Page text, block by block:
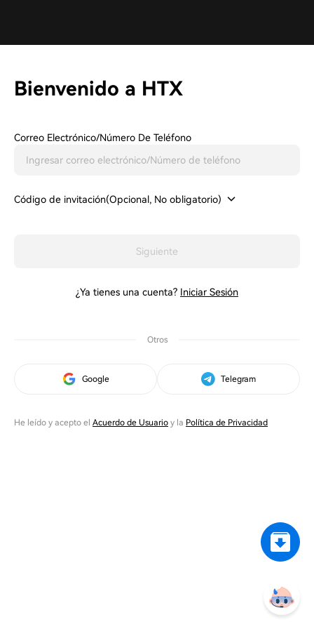
Bienvenido a HTX
Correo Electrónico/Número De Teléfono
Código de invitación(Opcional, No obligatorio)
Siguiente
¿Ya tienes una cuenta? Iniciar Sesión
Otros
Google Telegram
He leído y acepto el Acuerdo de Usuario y la Política de Privacidad